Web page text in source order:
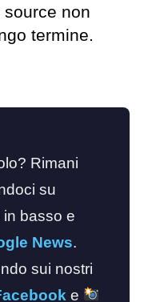
source non
termine.
Rimani
su
in basso e
News.
sui nostri
e